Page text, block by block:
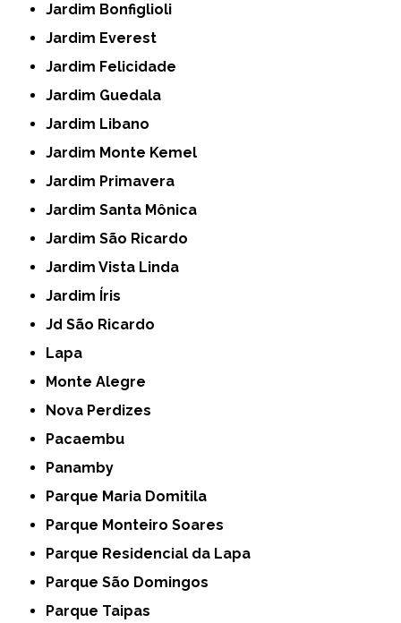
Jardim Bonfiglioli
Jardim Everest
Jardim Felicidade
Jardim Guedala
Jardim Libano
Jardim Monte Kemel
Jardim Primavera
Jardim Santa Mônica
Jardim São Ricardo
Jardim Vista Linda
Jardim Íris
Jd São Ricardo
Lapa
Monte Alegre
Nova Perdizes
Pacaembu
Panamby
Parque Maria Domitila
Parque Monteiro Soares
Parque Residencial da Lapa
Parque São Domingos
Parque Taipas